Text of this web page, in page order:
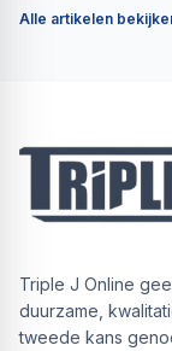
Alle artikelen
Triple J Online
duurzame,
tweede kans